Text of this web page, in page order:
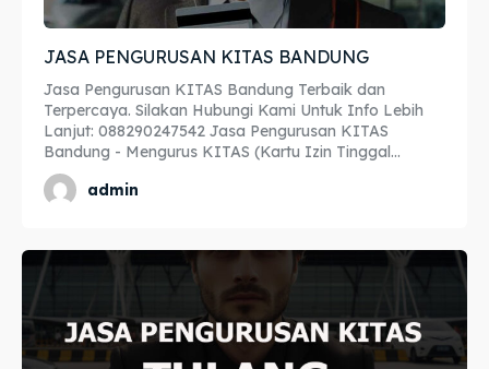
Asuransi
Blog
Asuransi
Blog
JASA PENGURUSAN KITAS BANDUNG
Jasa Pengurusan KITAS Bandung Terbaik dan
Terpercaya. Silakan Hubungi Kami Untuk Info Lebih
Lanjut: 088290247542 Jasa Pengurusan KITAS
Bandung - Mengurus KITAS (Kartu Izin Tinggal...
admin